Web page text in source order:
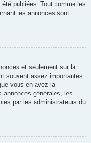
publiées. Tout comme les
les annonces sont
et seulement sur la
souvent assez importantes
vous en avez la
annonces générales, les
par les administrateurs du